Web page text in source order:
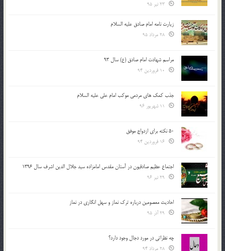
زیارت نامه امام صادق علیه السلام
مراسم شهادت امام صادق (ع) سال 93
جذب کمک های مردمی موکب امام علی علیه السلام
50 نکته برای ازدواج موفق
اجتماع عظیم صادقیون در آستان مقدس امامزاده سید جلال الدین اشرف سال 1396
احادیث معصومین درباره ترک نماز و سهل انگاری در نماز
چه نظراتی در مورد دجال وجود دارد؟